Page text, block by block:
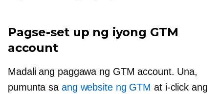
Pagse-set up ng iyong GTM
account
Madali ang paggawa ng GTM account. Una,
pumunta sa ang website ng GTM at i-click ang